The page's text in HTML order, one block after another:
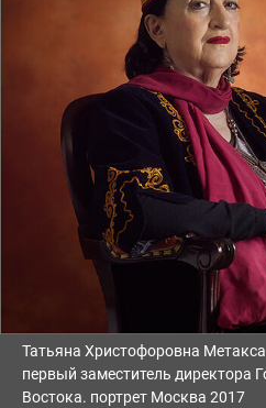
Татьяна Христофоровна Метакса
первый заместитель директора
Востока. портрет Москва 2017